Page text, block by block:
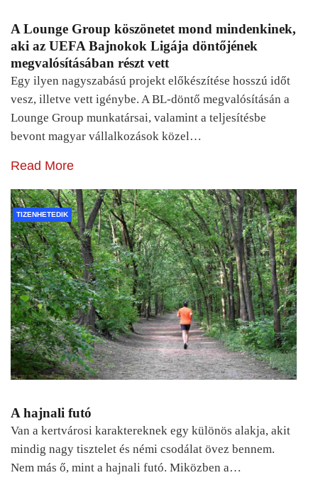
A Lounge Group köszönetet mond mindenkinek,
aki az UEFA Bajnokok Ligája döntőjének
megvalósításában részt vett
Egy ilyen nagyszabású projekt előkészítése hosszú időt
vesz, illetve vett igénybe. A BL-döntő megvalósításán a
Lounge Group munkatársai, valamint a teljesítésbe
bevont magyar vállalkozások közel…
Read More
TIZENHETEDIK
A hajnali futó
Van a kertvárosi karaktereknek egy különös alakja, akit
mindig nagy tisztelet és némi csodálat övez bennem.
Nem más ő, mint a hajnali futó. Miközben a…